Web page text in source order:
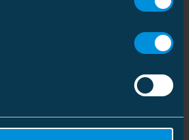
GTIN:
6438100322434